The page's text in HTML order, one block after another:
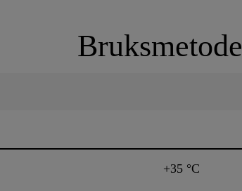
Bruksmetode
+35 °C